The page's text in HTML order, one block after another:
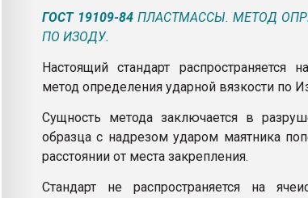
ГОСТ 19109-84ПЛАСТМАССЫ. МЕТОД
ПО ИЗОДУ.
Настоящий стандарт распространяется
метод определения ударной вязкости по
Сущность метода заключается в
образца с надрезом ударом маятника
расстоянии от места закрепления.
Стандарт не распространяется на